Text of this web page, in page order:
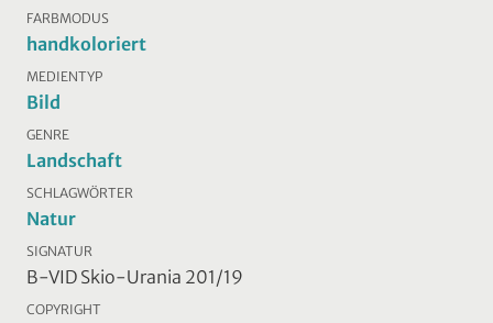
FARBMODUS
handkoloriert
MEDIENTYP
Bild
GENRE
Landschaft
SCHLAGWÖRTER
Natur
SIGNATUR
B-VID Skio-Urania 201/19
COPYRIGHT